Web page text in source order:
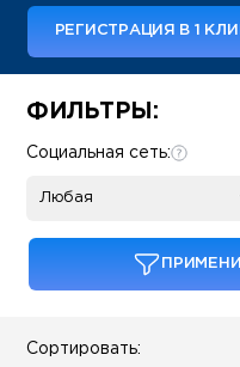
РЕГИСТРАЦИЯ В 1
Some SEO Title
ФИЛЬТРЫ:
Социальная сеть:
Любая
Сортировать: